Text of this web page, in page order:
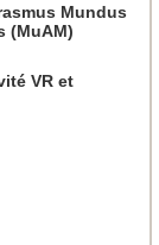
Mundus
(MuAM)
VR et